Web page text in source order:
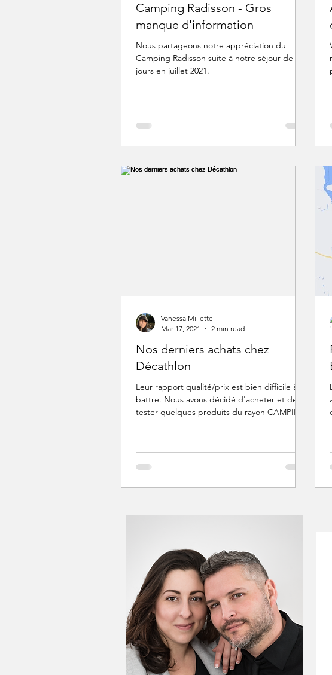
Camping Radisson - Gros
manque d'information
Nous partageons notre appréciation du
Camping Radisson suite à notre séjour de 5
jours en juillet 2021.
Nos derniers achats chez
Décathlon
Leur rapport qualité/prix est bien difficile à
battre. Nous avons décidé d'acheter et de
tester quelques produits du rayon CAMPING.
Vanessa Millette
Mar 17, 2021
2 min read